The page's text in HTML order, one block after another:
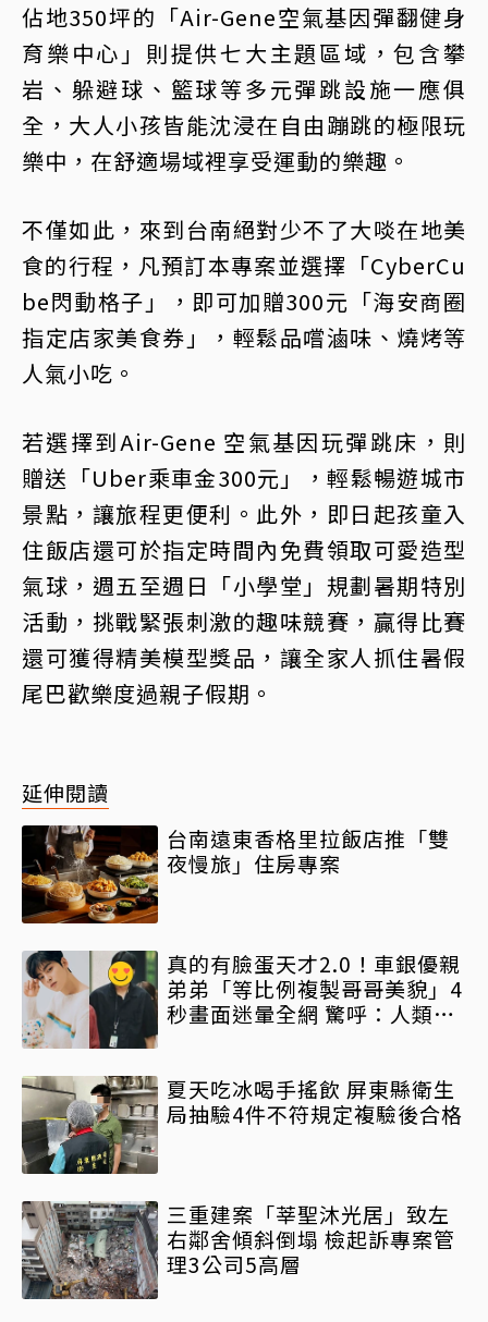
佔地350坪的「Air-Gene空氣基因彈翻健身
育樂中心」則提供七大主題區域，包含攀
岩、躲避球、籃球等多元彈跳設施一應俱
全，大人小孩皆能沈浸在自由蹦跳的極限玩
樂中，在舒適場域裡享受運動的樂趣。
不僅如此，來到台南絕對少不了大啖在地美
食的行程，凡預訂本專案並選擇「CyberCu
be閃動格子」，即可加贈300元「海安商圈
指定店家美食券」，輕鬆品嚐滷味、燒烤等
人氣小吃。
若選擇到Air-Gene 空氣基因玩彈跳床，則
贈送「Uber乘車金300元」，輕鬆暢遊城市
景點，讓旅程更便利。此外，即日起孩童入
住飯店還可於指定時間內免費領取可愛造型
氣球，週五至週日「小學堂」規劃暑期特別
活動，挑戰緊張刺激的趣味競賽，贏得比賽
還可獲得精美模型獎品，讓全家人抓住暑假
尾巴歡樂度過親子假期。
延伸閱讀
台南遠東香格里拉飯店推「雙
夜慢旅」住房專案
真的有臉蛋天才2.0！車銀優親
弟弟「等比例複製哥哥美貌」4
秒畫面迷暈全網 驚呼：人類文
夏天吃冰喝手搖飲 屏東縣衛生
局抽驗4件不符規定複驗後合格
三重建案「莘聖沐光居」致左
右鄰舍傾斜倒塌 檢起訴專案管
理3公司5高層